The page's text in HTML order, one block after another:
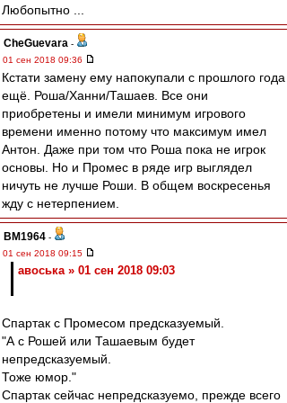
Любопытно ...
CheGuevara -
01 сен 2018 09:36
Кстати замену ему напокупали с прошлого года
ещё. Роша/Ханни/Ташаев. Все они
приобретены и имели минимум игрового
времени именно потому что максимум имел
Антон. Даже при том что Роша пока не игрок
основы. Но и Промес в ряде игр выглядел
ничуть не лучше Роши. В общем воскресенья
жду с нетерпением.
BM1964 -
01 сен 2018 09:15
авоська » 01 сен 2018 09:03
Спартак с Промесом предсказуемый.
"А с Рошей или Ташаевым будет
непредсказуемый.
Тоже юмор."
Спартак сейчас непредсказуемо, прежде всего